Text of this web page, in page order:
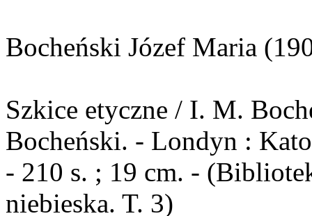
Bocheński Józef Maria
Szkice etyczne / I. M.
Bocheński. - Londyn :
- 210 s. ; 19 cm. -
niebieska. T. 3)